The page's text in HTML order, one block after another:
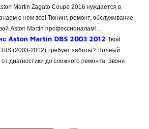
Martin Zagato Coupe 2016 нуждается в
о нем все! Тюнинг, ремонт, обслуживание
Aston Martin профессионалам!…
Aston Martin DBS 2003 2012 Твой
(2003-2012) требует заботы? Полный
от диагностики до сложного ремонта. Звони